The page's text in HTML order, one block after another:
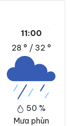
11:00
28 ° / 32 °
50 %
Mưa phùn